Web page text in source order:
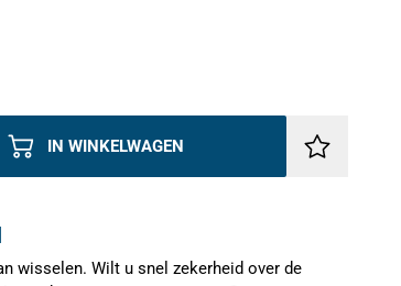
IN WINKELWAGEN
wisselen. Wilt u snel zekerheid over de